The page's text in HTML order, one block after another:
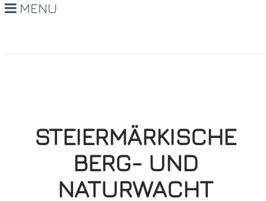
MENU
STEIERMÄRKISCHE
BERG- UND
NATURWACHT